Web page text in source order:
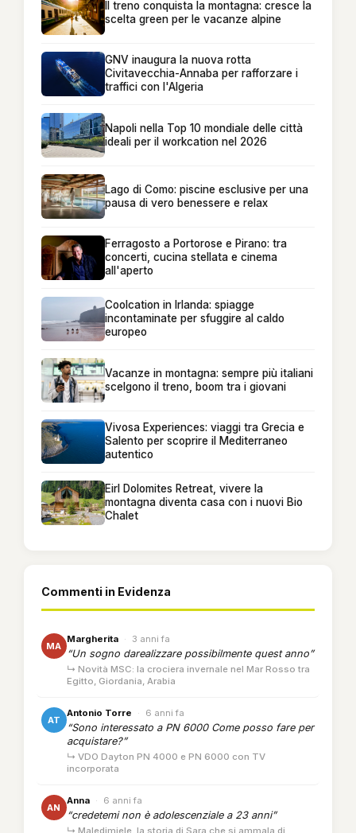
Il treno conquista la montagna: cresce la
scelta green per le vacanze alpine
GNV inaugura la nuova rotta
Civitavecchia-Annaba per rafforzare i
traffici con l'Algeria
Napoli nella Top 10 mondiale delle città
ideali per il workcation nel 2026
Lago di Como: piscine esclusive per una
pausa di vero benessere e relax
Ferragosto a Portorose e Pirano: tra
concerti, cucina stellata e cinema
all'aperto
Coolcation in Irlanda: spiagge
incontaminate per sfuggire al caldo
europeo
Vacanze in montagna: sempre più italiani
scelgono il treno, boom tra i giovani
Vivosa Experiences: viaggi tra Grecia e
Salento per scoprire il Mediterraneo
autentico
Eirl Dolomites Retreat, vivere la
montagna diventa casa con i nuovi Bio
Chalet
Commenti in Evidenza
MA
Margherita · 3 anni fa
“Un sogno darealizzare possibilmente quest anno”
↳ Novità MSC: la crociera invernale nel Mar Rosso tra
Egitto, Giordania, Arabia
AT
Antonio Torre · 6 anni fa
“Sono interessato a PN 6000 Come posso fare per
acquistare?”
↳ VDO Dayton PN 4000 e PN 6000 con TV
incorporata
AN
Anna · 6 anni fa
“credetemi non è adolescenziale a 23 anni”
↳ Maledimiele, la storia di Sara che si ammala di